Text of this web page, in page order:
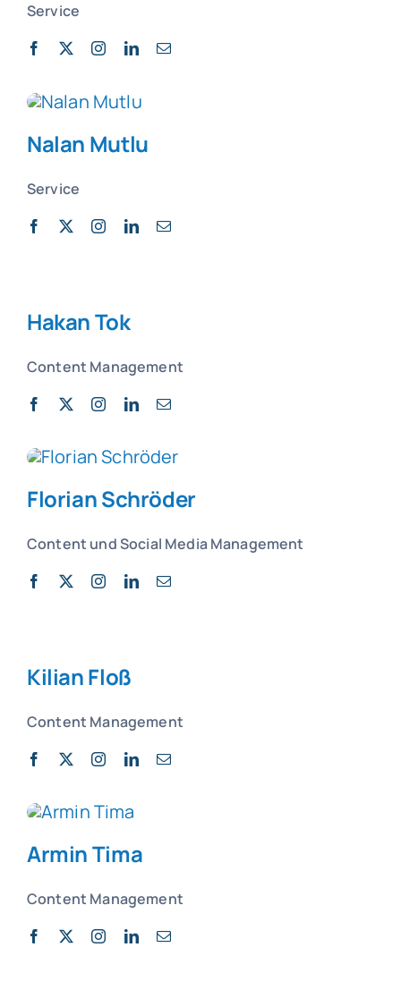
Service
Nalan Mutlu
Service
Hakan Tok
Content Management
Florian Schröder
Content und Social Media Management
Kilian Floß
Content Management
Armin Tima
Content Management